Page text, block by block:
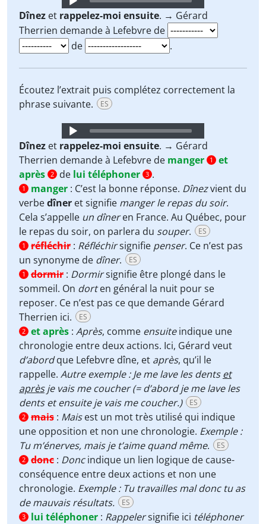
Player
Dînez et rappelez-moi ensuite. → Gérard
Therrien demande à Lefebvre de
de
.
Écoutez l’extrait puis complétez correctement la
phrase suivante.
ES
Audio
Player
Dînez et rappelez-moi ensuite. → Gérard
Therrien demande à Lefebvre de manger 1
et
après 2 de lui téléphoner 3 .
1 manger : C’est la bonne réponse. Dînezvient du
verbedîner et signifie manger le repas du soir.
Cela s’appelle un dîneren France. Au Québec, pour
le repas du soir, on parlera du souper. ES
1 réfléchir : Réfléchirsignifie penser. Ce n’est pas
un synonyme de dîner. ES
1 dormir : Dormirsignifie être plongé dans le
sommeil. On dorten général la nuit pour se
reposer. Ce n’est pas ce que demande Gérard
Therrien ici.
ES
2 et après : Après, comme ensuiteindique une
chronologie entre deux actions. Ici, Gérard veut
d’abordque Lefebvre dîne, et après, qu’il le
rappelle. Autre exemple : Je me lave les dentset
aprèsje vais me coucher (= d’abord je me lave les
dents et ensuite je vais me coucher.)
ES
2 mais : Maisest un mot très utilisé qui indique
une opposition et non une chronologie. Exemple :
Tu m’énerves, mais je t’aime quand même. ES
2 donc : Doncindique un lien logique de cause-
conséquence entre deux actions et non une
chronologie. Exemple : Tu travailles mal donc tu as
de mauvais résultats.
ES
3 lui téléphoner : Rappelersignifie ici téléphoner